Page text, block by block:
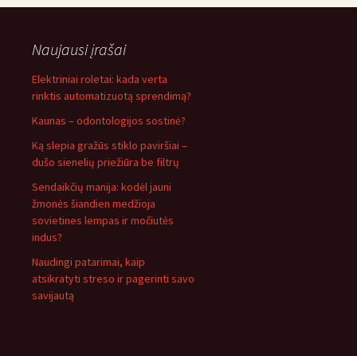
Naujausi įrašai
Elektriniai roletai: kada verta
rinktis automatizuotą sprendimą?
Kaunas – odontologijos sostinė?
Ką slepia gražūs stiklo paviršiai –
dušo sienelių priežiūra be filtrų
Sendaikčių manija: kodėl jauni
žmonės šiandien medžioja
sovietines lempas ir močiutės
indus?
Naudingi patarimai, kaip
atsikratyti streso ir pagerinti savo
savijautą